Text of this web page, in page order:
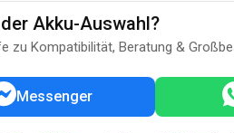
Akku-Auswahl?
zu Kompatibilität, Beratung &
Messenger